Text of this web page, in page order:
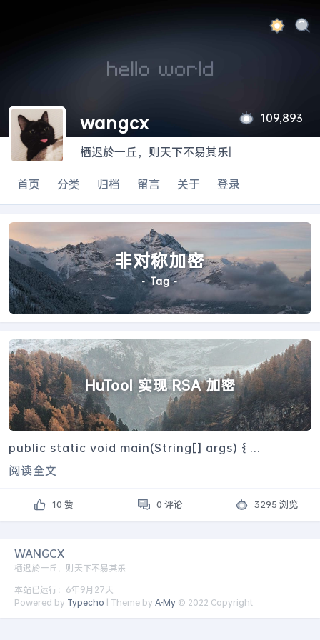
wangcx
栖迟於一丘，则天下不易其乐|
109,893
首页 分类 归档 留言 关于 登录
非对称加密
- Tag -
HuTool 实现 RSA 加密
public static void main(String[] args) { ...
阅读全文
10 赞 0 评论 3295 浏览
WANGCX
栖迟於一丘，则天下不易其乐
本站已运行：6年9月27天
Powered by Typecho | Theme by A-My © 2022 Copyright